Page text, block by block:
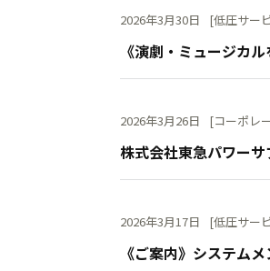
《演劇・ミュージカ
2026年3月30日 [低圧サー
株式会社東急パワー
2026年3月26日 [コーポレ
《ご案内》システム
2026年3月17日 [低圧サー